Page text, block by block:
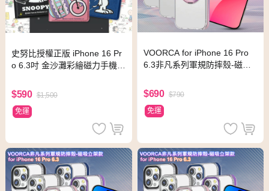
史努比授權正版 iPhone 16 Pr
o 6.3吋 金沙灘彩繪磁力手機皮
$590 $1,500
免運
VOORCA for iPhone 16 Pro
6.3非凡系列軍規防摔殼-磁吸
$690 $790
免運